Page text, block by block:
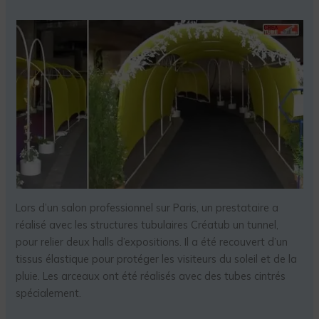
Lors d’un salon professionnel sur Paris, un prestataire a
réalisé avec les structures tubulaires Créatub un tunnel,
pour relier deux halls d’expositions. Il a été recouvert d’un
tissus élastique pour protéger les visiteurs du soleil et de la
pluie. Les arceaux ont été réalisés avec des tubes cintrés
spécialement.